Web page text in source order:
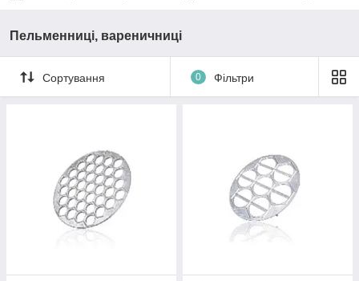
Пельменниці, вареничниці
Сортування 0 Фільтри